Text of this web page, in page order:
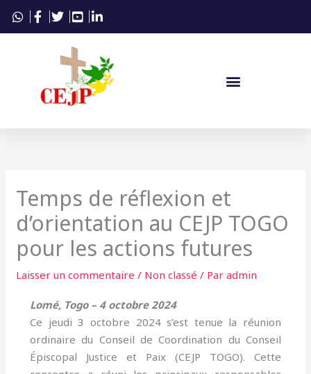
Aller
Temps de réflexion et
d’orientation au CEJP TOGO
pour les actions futures
Laisser un commentaire / Non classé / Paradmin
Lomé, Togo – 4 octobre 2024
Ce jeudi 3 octobre 2024 s’est tenue la réunion
ordinaire du Conseil de Coordination du Conseil
Épiscopal Justice et Paix (CEJP TOGO). Cette